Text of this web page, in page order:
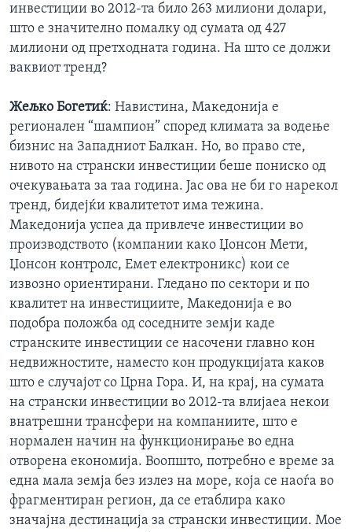
инвестиции во 2012-та било 263 милиони долари,
што е значително помалку од сумата од 427
милиони од претходната година. На што се должи
ваквиот тренд?
Жељко Богетиќ: Навистина, Македонија е
регионален “шампион” според климата за водење
бизнис на Западниот Балкан. Но, во право сте,
нивото на странски инвестиции беше пониско од
очекувањата за таа година. Јас ова не би го нарекол
тренд, бидејќи квалитетот има тежина.
Македонија успеа да привлече инвестиции во
производството (компании како Џонсон Мети,
Џонсон контролс, Емет електроникс) кои се
извозно ориентирани. Гледано по сектори и по
квалитет на инвестициите, Македонија е во
подобра положба од соседните земји каде
странските инвестиции се насочени главно кон
недвижностите, наместо кон продукцијата каков
што е случајот со Црна Гора. И, на крај, на сумата
на странски инвестиции во 2012-та влијаеа некои
внатрешни трансфери на компаниите, што е
нормален начин на функционирање во една
отворена економија. Воопшто, потребно е време за
една мала земја без излез на море, која се наоѓа во
фрагментиран регион, да се етаблира како
значајна дестинација за странски инвестиции. Мое